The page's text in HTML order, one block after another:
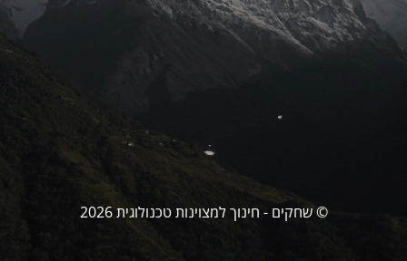
© שחקים - חינוך למצוינות טכנולוגית 2026